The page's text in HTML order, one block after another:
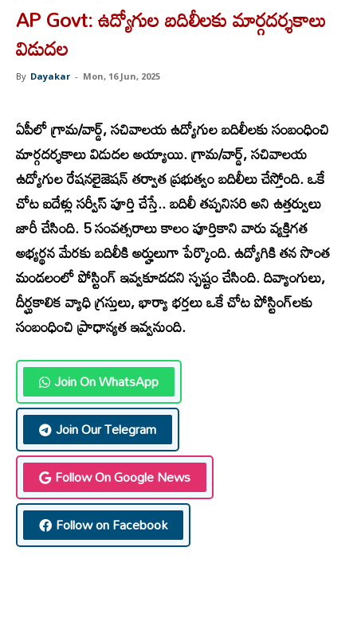
AP Govt: ఉద్యోగుల బదిలీలకు మార్గదర్శకాలు
విడుదల
By Dayakar - Mon, 16 Jun, 2025
ఏపీలో గ్రామ/వార్డ్, సచివాలయ ఉద్యోగుల బదిలీలకు సంబంధించి
మార్గదర్శకాలు విడుదల అయ్యాయి. గ్రామ/వార్డ్, సచివాలయ
ఉద్యోగుల రేషనలైజెషన్ తర్వాత ప్రభుత్వం బదిలీలు చేస్తోంది. ఒకే
చోట ఐదేళ్లు సర్వీస్ పూర్తి చేస్తే.. బదిలీ తప్పనిసరి అని ఉత్తర్వులు
జారీ చేసింది. 5 సంవత్సరాలు కాలం పూర్తికాని వారు వ్యక్తిగత
అభ్యర్థన మేరకు బదిలీకి అర్హులుగా పేర్కొంది. ఉద్యోగికి తన సొంత
మండలంలో పోస్టింగ్ ఇవ్వకూడదని స్పష్టం చేసింది. దివ్యాంగులు,
దీర్ఘకాలిక వ్యాధి గ్రస్తులు, భార్యా భర్తలు ఒకే చోట పోస్టింగ్‌లకు
సంబంధించి ప్రాధాన్యత ఇవ్వనుంది.
Join On WhatsApp
Join Our Telegram
Follow On Google News
Follow on Facebook